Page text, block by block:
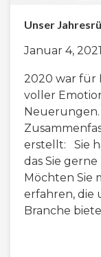
Unser
Januar 4, 2021
2020 war für
voller
Neuerungen.
erstellt: Sie
das Sie
Möchten Sie
erfahren, die
Branche